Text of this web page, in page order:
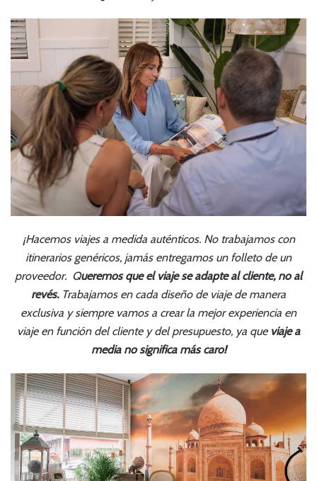
¡Hacemos viajes a medida auténticos. No trabajamos con
itinerarios genéricos, jamás entregamos un folleto de un
proveedor. Queremos que el viaje se adapte al cliente, no al
revés. Trabajamos en cada diseño de viaje de manera
exclusiva y siempre vamos a crear la mejor experiencia en
viaje en función del cliente y del presupuesto, ya queviaje a
media no significa más caro!